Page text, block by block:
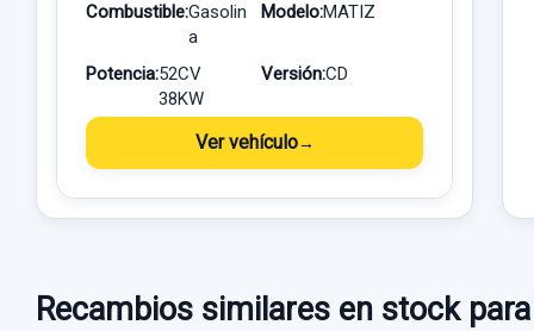
Combustible:Gasolin
a
Modelo:MATIZ
Potencia:52CV
38KW
Versión:CD
Ver vehículo
Recambios similares en stock